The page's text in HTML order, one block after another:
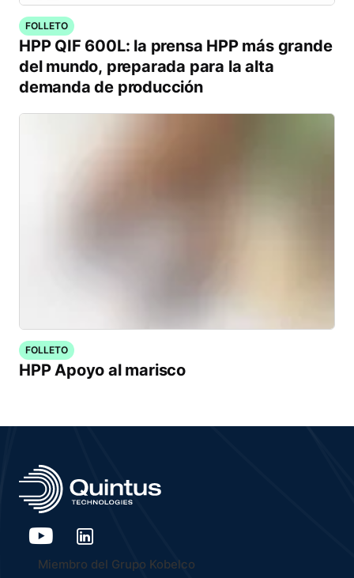
FOLLETO
HPP QIF 600L: la prensa HPP más grande
del mundo, preparada para la alta
demanda de producción
FOLLETO
HPP Apoyo al marisco
Miembro del Grupo Kobelco